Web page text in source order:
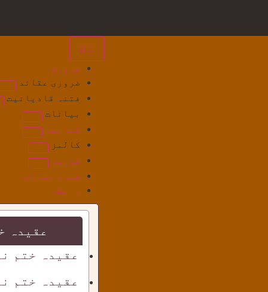
سرورق
ضروری عقائد
فتنہ قادیانیت
بیانات
کتابیں
کالمز
کورسز
شبان تعارف
رابطہ
عقیدہ
عقیدہ ختم
عقیدہ ختم